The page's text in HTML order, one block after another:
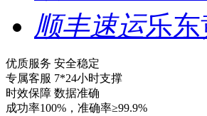
顺丰速运乐
优质服务 安全稳定
专属客服 7*24小时支撑
时效保障 数据准确
成功率100%，准确率≥99.9%